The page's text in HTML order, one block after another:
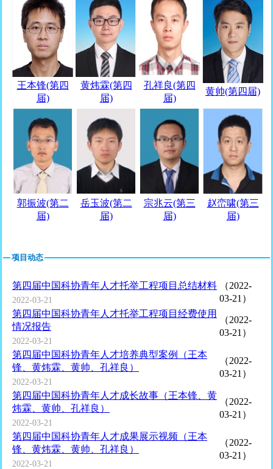
王本锋(第四
届)
黄炜霖(第四
届)
孔祥良(第四
届)
黄帅(第四届)
郭振波(第二
届)
岳玉波(第二
届)
宗兆云(第三
届)
赵峦啸(第三
届)
项目动态
第四届中国科协青年人才托举工程项目总结材料
2022-03-21
（2022-
03-21）
第四届中国科协青年人才托举工程项目经费使用
情况报告
2022-03-21
（2022-
03-21）
第四届中国科协青年人才培养典型案例（王本
锋、黄炜霖、黄帅、孔祥良）
2022-03-21
（2022-
03-21）
第四届中国科协青年人才成长故事（王本锋、黄
炜霖、黄帅、孔祥良）
2022-03-21
（2022-
03-21）
第四届中国科协青年人才成果展示视频（王本
锋、黄炜霖、黄帅、孔祥良）
2022-03-21
（2022-
03-21）